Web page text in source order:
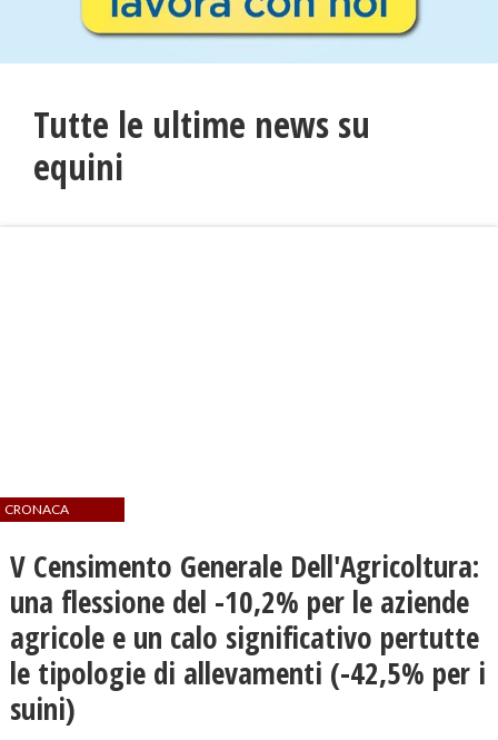
Tutte le ultime news su
equini
CRONACA
V Censimento Generale Dell'Agricoltura:
una flessione del -10,2% per le aziende
agricole e un calo significativo pertutte
le tipologie di allevamenti (-42,5% per i
suini)